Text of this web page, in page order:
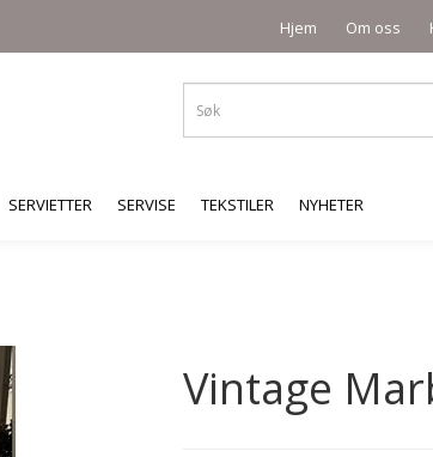
Hjem Om oss
SERVIETTER SERVISE TEKSTILER NYHETER
Vintage